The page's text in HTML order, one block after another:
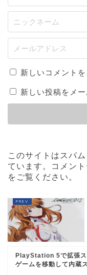
新しいコメント
新しい投稿をメ
このサイトはスパ
ています。
コメン
をご覧ください 。
PlayStation 5で拡張
ゲームを移動して内蔵